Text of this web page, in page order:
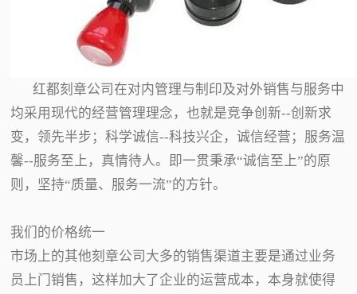
红都刻章公司在对内管理与制印及对外销售与服务中
均采用现代的经营管理理念，也就是竞争创新--创新求
变，领先半步；科学诚信--科技兴企，诚信经营；服务温
馨--服务至上，真情待人。即一贯秉承“诚信至上”的原
则，坚持“质量、服务一流”的方针。
我们的价格统一
市场上的其他刻章公司大多的销售渠道主要是通过业务
员上门销售，这样加大了企业的运营成本，本身就使得